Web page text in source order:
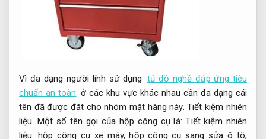
Vì đa dạng người lính sử dụng tủ đồ nghề đáp ứng tiêu
chuẩn an toàn ở các khu vực khác nhau cần đa dạng cái
tên đã được đặt cho nhóm mặt hàng này.Tiết kiệm nhiên
liệu. Một số tên gọi của hộp công cụ là:Tiết kiệm nhiên
liệu. hộp công cụ xe máy, hộp công cụ sang sửa ô tô,